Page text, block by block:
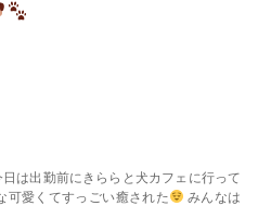
日は出勤前にきららと犬カフェに行って
可愛くてすっごい癒された
みんなは